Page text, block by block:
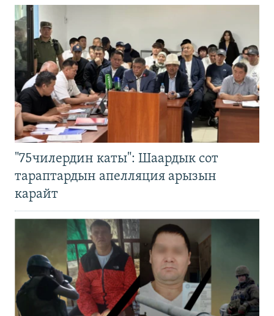
"75чилердин каты": Шаардык сот
тараптардын апелляция арызын
карайт